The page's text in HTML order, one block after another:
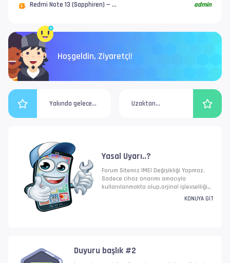
Redmi Note 13 (Sapphiren) — HyperOS 2 İmei Repair
admin
Hoşgeldin, Ziyaretçi!
Yakında gelecek
devam edin!
Uzaktan
İrtibat
Numaralarımız:
Yasal Uyarı..?
Forum Sitemiz IMEI Değişikliği Yapmaz.
Sadece cihaz onarımı amacıyla
kullanılanmakta olup,orjinal işlevselliği
geri kazandırır. Yetkisiz IMEI değişikliği
KONUYA GIT
Duyuru başlık #2